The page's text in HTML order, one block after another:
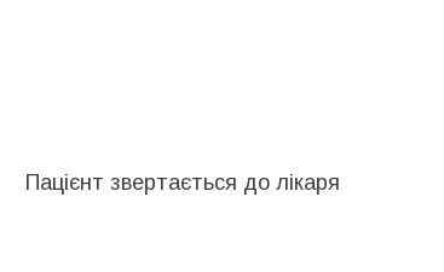
Пацієнт звертається до лікаря